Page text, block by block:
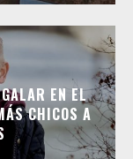
EN EL
CHICOS A